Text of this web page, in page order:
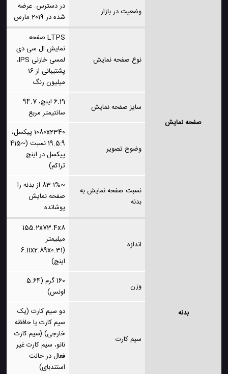
وضعیت در بازار
در دسترس. عرضه
شده در 2019 مارس
صفحه نمایش
نوع صفحه نمایش
LTPS صفحه
نمایش ال سی دی
لمسی خازنی IPS،
پشتیبانی از 16
میلیون رنگ
سایز صفحه نمایش
6.21 اینچ، 94.7
سانتیمتر مربع
وضوح تصویر
1080x2340 پیکسل،
19.5:9 نسبت (~415
پیکسل در اینچ
تراکم)
نسبت صفحه نمایش به
بدنه
~83.1% از بدنه را
صفحه نمایش
پوشانده
بدنه
اندازه
155.2x73.4x8
میلیمتر
(6.11x2.89x0.31
اینچ)
وزن
160 گرم (5.64
اونس)
سیم کارت
دو سیم کارت (یک
سیم کارت یا حافظه
خارجی) (سیم کارت
نانو، سیم کارت غیر
فعال در حالت
استندبای)